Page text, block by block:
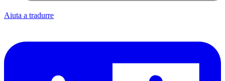
Aiuta a tradurre